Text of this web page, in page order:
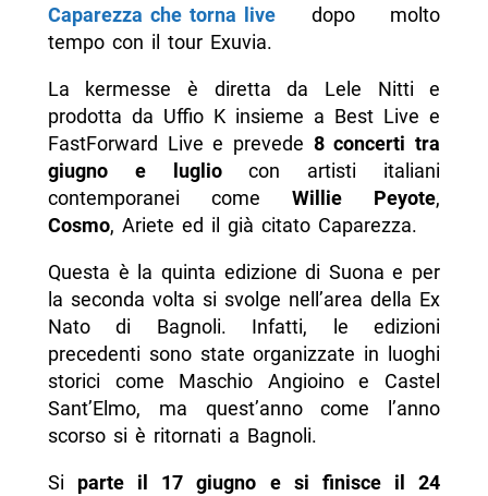
Caparezza che torna livedopo molto
tempo con il tour Exuvia.
La kermesse è diretta da Lele Nitti e
prodotta da Uffio K insieme a Best Live e
FastForward Live e prevede 8 concerti tra
giugno e lugliocon artisti italiani
contemporanei comeWillie Peyote,
Cosmo, Ariete ed il già citato Caparezza.
Questa è la quinta edizione di Suona e per
la seconda volta si svolge nell’area della Ex
Nato di Bagnoli. Infatti, le edizioni
precedenti sono state organizzate in luoghi
storici come Maschio Angioino e Castel
Sant’Elmo, ma quest’anno come l’anno
scorso si è ritornati a Bagnoli.
Si parte il 17 giugno e si finisce il 24